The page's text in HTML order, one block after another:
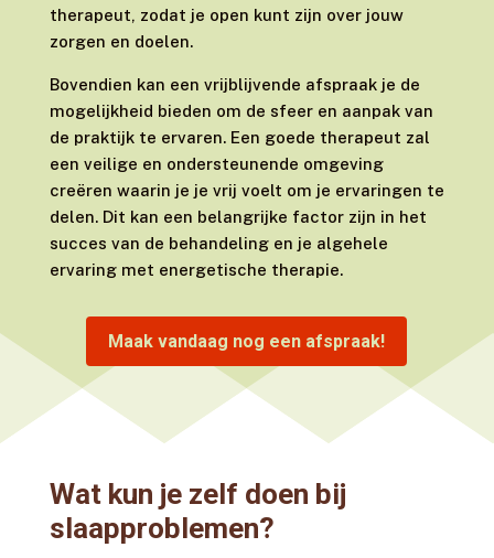
therapeut, zodat je open kunt zijn over jouw
zorgen en doelen.
Bovendien kan een vrijblijvende afspraak je de
mogelijkheid bieden om de sfeer en aanpak van
de praktijk te ervaren. Een goede therapeut zal
een veilige en ondersteunende omgeving
creëren waarin je je vrij voelt om je ervaringen te
delen. Dit kan een belangrijke factor zijn in het
succes van de behandeling en je algehele
ervaring met energetische therapie.
Maak vandaag nog een afspraak!
Wat kun je zelf doen bij
slaapproblemen?